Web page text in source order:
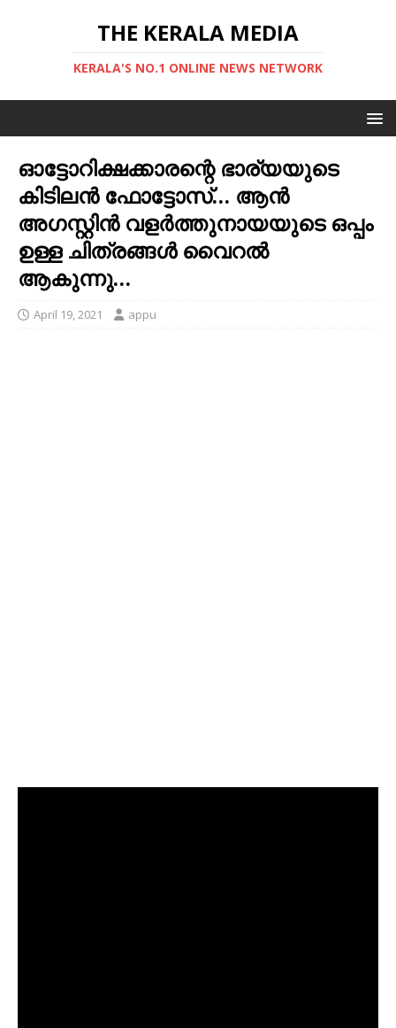
THE KERALA MEDIA
KERALA'S NO.1 ONLINE NEWS NETWORK
ഓട്ടോറിക്ഷക്കാരന്റെ ഭാര്യയുടെ
കിടിലന്‍ ഫോട്ടോസ്… ആന്‍
അഗസ്റ്റിന്‍ വളര്‍ത്തുനായയുടെ ഒപ്പം
ഉള്ള ചിത്രങ്ങള്‍ വൈറല്‍
ആകുന്നു…
April 19, 2021 appu